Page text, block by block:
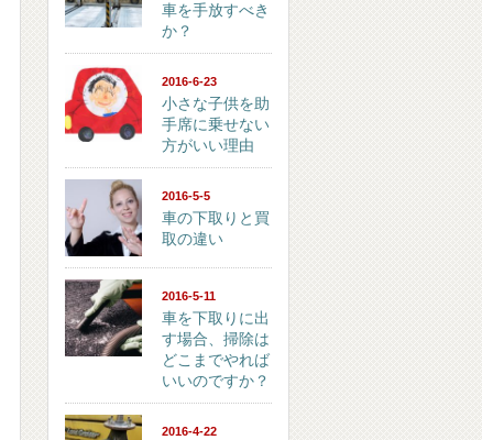
車を手放すべき
か？
2016-6-23
小さな子供を助
手席に乗せない
方がいい理由
2016-5-5
車の下取りと買
取の違い
2016-5-11
車を下取りに出
す場合、掃除は
どこまでやれば
いいのですか？
2016-4-22